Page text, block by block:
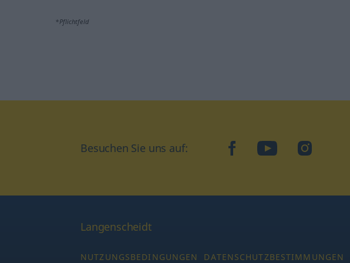
*Pflichtfeld
Besuchen Sie uns auf: facebookYouTubeInstagram
Langenscheidt
NUTZUNGSBEDINGUNGEN DATENSCHUTZBESTIMMUNGEN